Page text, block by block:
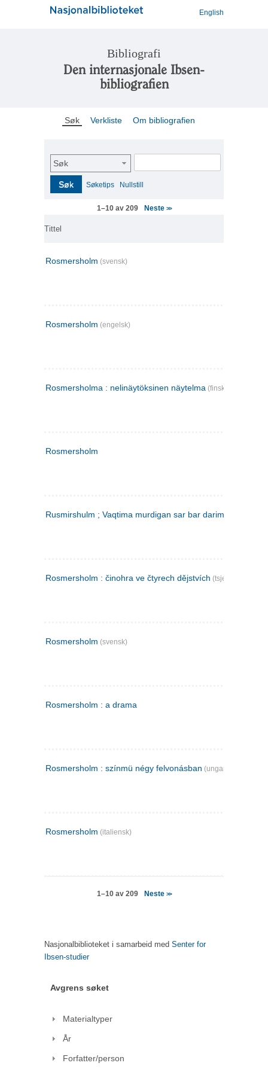
English
Bibliografi
Den internasjonale Ibsen-
bibliografien
Søk Verkliste Om bibliografien
Søk
Søk Søketips Nullstill
1–10 av 209 Neste >>
Tittel
Rosmersholm (svensk)
Rosmersholm (engelsk)
Rosmersholma : nelinäytöksinen näytelma (finsk)
Rosmersholm
Rusmirshulm ; Vaqtima murdigan sar bar darim
Rosmersholm : činohra ve čtyrech dějstvích (tsjekkisk)
Rosmersholm (svensk)
Rosmersholm : a drama
Rosmersholm : színmü négy felvonásban (ungarsk)
Rosmersholm (italiensk)
1–10 av 209 Neste >>
Nasjonalbiblioteket i samarbeid med Senter for
Ibsen-studier
Avgrens søket
Materialtyper
År
Forfatter/person